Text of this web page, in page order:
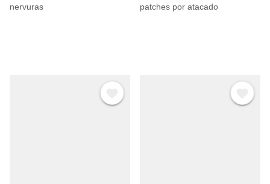
nervuras
patches por atacado